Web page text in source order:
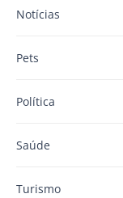
Notícias
Pets
Política
Saúde
Turismo